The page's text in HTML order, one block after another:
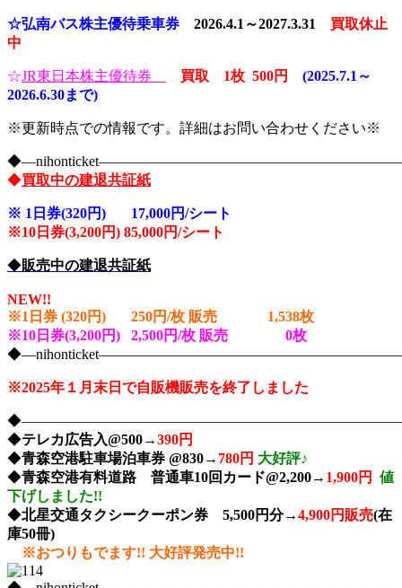
☆弘南バス株主優待乗車券 2026.4.1～2027.3.31 買取休止
中
☆JR東日本株主優待券 買取 1枚 500円 (2025.7.1～
2026.6.30まで)
※更新時点での情報です。詳細はお問い合わせください※
◆買取中の建退共証紙
※ 1日券(320円) 17,000円/シート
※10 日券(3,200円) 85,000円/シート
◆販売中の建退共証紙
NEW!!
※1日券 (320円) 250円/枚 販売 1,538枚
※10日券(3,200円) 2,500円/枚 販売 0枚
※2025年１月末日で自販機販売を終了しました
◆テレカ広告入@500→390円
◆青森空港駐車場泊車券 @830→ 780円 大好評♪
◆青森空港有料道路 普通車10回カード@2,200→ 1,900円
値
下げしました!!
◆北星交通タクシークーポン券 5,500円分→4,900円販売(在
庫50冊)
※おつりもでます!! 大好評発売中!!